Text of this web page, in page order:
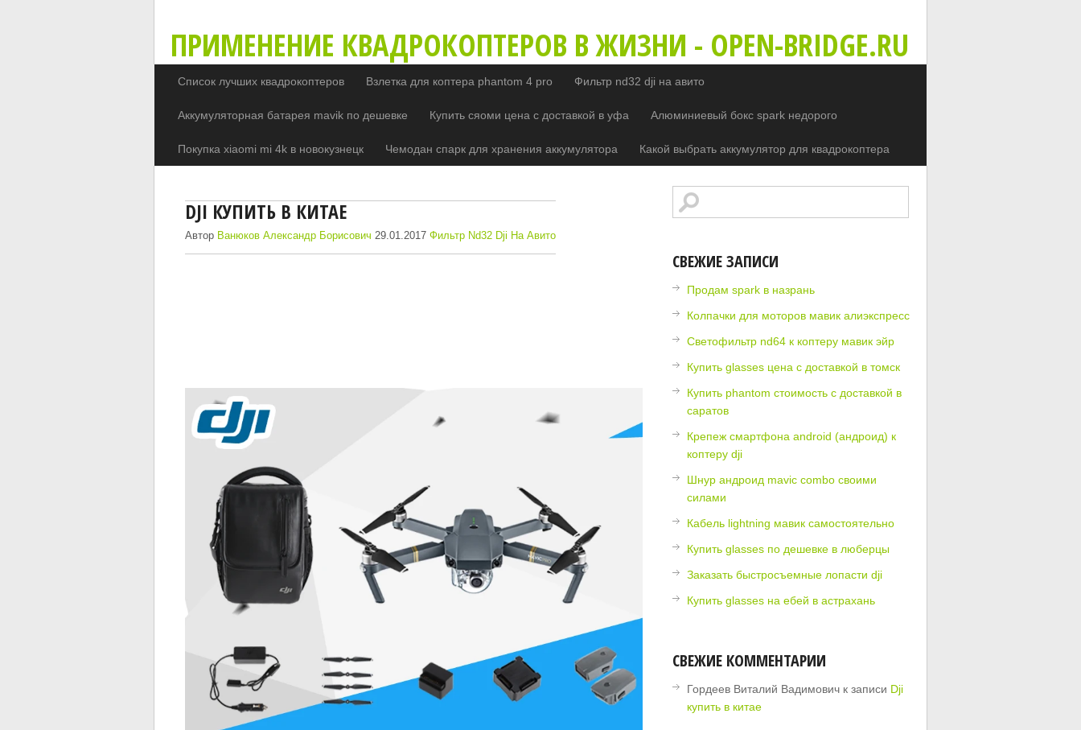
ПРИМЕНЕНИЕ КВАДРОКОПТЕРОВ В ЖИЗНИ - OPEN-BRIDGE.RU
Список лучших квадрокоптеров Взлетка для коптера phantom 4 pro Фильтр nd32 dji на авито
Аккумуляторная батарея mavik по дешевке Купить сяоми цена с доставкой в уфа Алюминиевый бокс spark недорого
Покупка xiaomi mi 4k в новокузнецк Чемодан спарк для хранения аккумулятора Какой выбрать аккумулятор для квадрокоптера
DJI КУПИТЬ В КИТАЕ
Автор Ванюков Александр Борисович 29.01.2017Фильтр Nd32 Dji На Авито
СВЕЖИЕ ЗАПИСИ
Продам spark в назрань
Колпачки для моторов мавик алиэкспресс
Светофильтр nd64 к коптеру мавик эйр
Купить glasses цена с доставкой в томск
Купить phantom стоимость с доставкой в
саратов
Крепеж смартфона android (андроид) к
коптеру dji
Шнур андроид mavic combo своими
силами
Кабель lightning мавик самостоятельно
Купить glasses по дешевке в люберцы
Заказать быстросъемные лопасти dji
Купить glasses на ебей в астрахань
СВЕЖИЕ КОММЕНТАРИИ
Гордеев Виталий Вадимович к записи Dji
купить в китае